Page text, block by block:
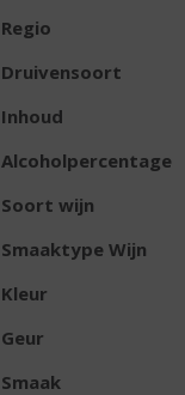
Regio
Druivensoort
Inhoud
Alcoholpercentage
Soort wijn
Smaaktype Wijn
Kleur
Geur
Smaak